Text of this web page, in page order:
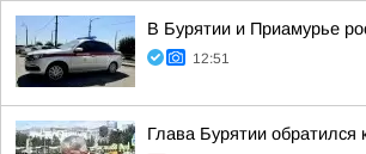
В Бурятии и Приамурье
12:51
Глава Бурятии